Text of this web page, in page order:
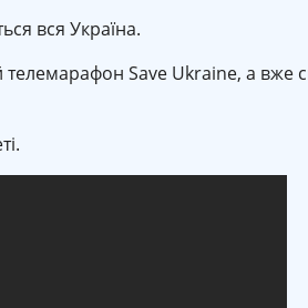
вся Україна.
телемарафон Save Ukraine, а вже